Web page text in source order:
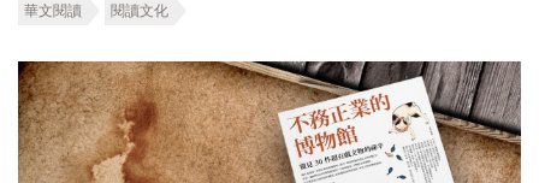
華文閱讀 閱讀文化